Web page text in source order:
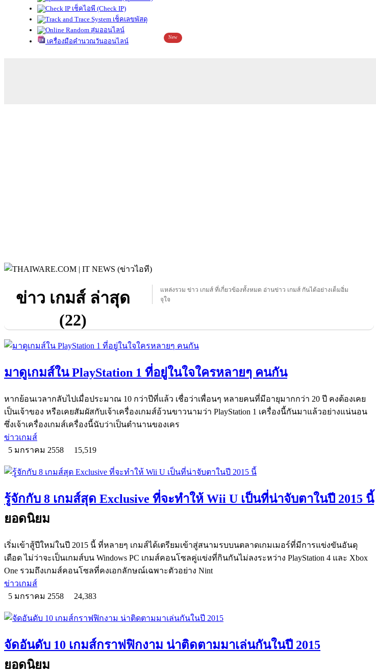
เช็คไอพี (Check IP)
เช็คเลขพัสดุ
สุ่มออนไลน์
เครื่องมือคำนวณวันออนไลน์
New
ข่าว เกมส์ ล่าสุด
(22)
แหล่งรวม ข่าว เกมส์ ที่เกี่ยวข้องทั้งหมด อ่านข่าว เกมส์ กันได้อย่างเต็มอิ่ม
จุใจ
มาดูเกมส์ใน PlayStation 1 ที่อยู่ในใจใครหลายๆ คนกัน
หากย้อนเวลากลับไปเมื่อประมาณ 10 กว่าปีที่แล้ว เชื่อว่าเพื่อนๆ หลายคนที่มีอายุมากกว่า 20 ปี คงต้องเคย
เป็นเจ้าของ หรือเคยสัมผัสกับเจ้าเครื่องเกมส์อ้วนขาวนามว่า PlayStation 1 เครื่องนี้กันมาแล้วอย่างแน่นอน
ซึ่งเจ้าเครื่องเกมส์เครื่องนี้นับว่าเป็นตำนานของเคร
ข่าวเกมส์
5 มกราคม 2558
15,519
รู้จักกับ 8 เกมส์สุด Exclusive ที่จะทำให้ Wii U เป็นที่น่าจับตาในปี 2015 นี้
ยอดนิยม
เริ่มเข้าสู้ปีใหม่ในปี 2015 นี้ ที่หลายๆ เกมส์ได้เตรียมเข้าสู่สนามรบบนตลาดเกมเมอร์ที่มีการแข่งขันอันดุ
เดือด ไม่ว่าจะเป็นเกมส์บน Windows PC เกมส์คอนโซลคู่แข่งที่กินกันไม่ลงระหว่าง PlayStation 4 และ Xbox
One รวมถึงเกมส์คอนโซลที่คงเอกลักษณ์เฉพาะตัวอย่าง Nint
ข่าวเกมส์
5 มกราคม 2558
24,383
จัดอันดับ 10 เกมส์กราฟฟิกงาม น่าติดตามมาเล่นกันในปี 2015
ยอดนิยม